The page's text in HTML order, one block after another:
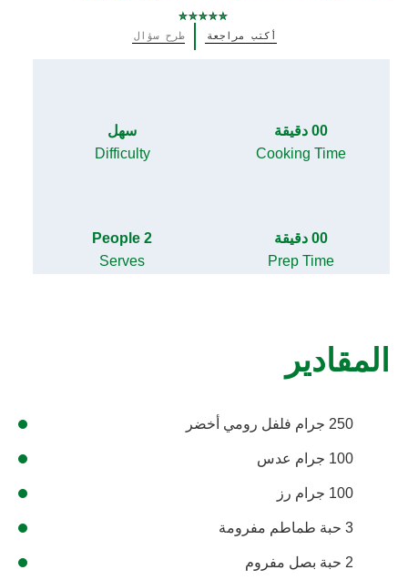
يتم
أكتب مراجعة طرح سؤال
00 دقيقة
Cooking Time
سهل
Difficulty
00 دقيقة
Prep Time
2 People
Serves
المقادير
250 جرام فلفل رومي أخضر
100 جرام عدس
100 جرام رز
3 حبة طماطم مفرومة
2 حبة بصل مفروم